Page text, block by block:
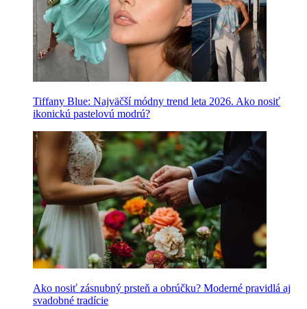
Tiffany Blue: Najväčší módny trend leta 2026. Ako nosiť
ikonickú pastelovú modrú?
Ako nosiť zásnubný prsteň a obrúčku? Moderné pravidlá aj
svadobné tradície